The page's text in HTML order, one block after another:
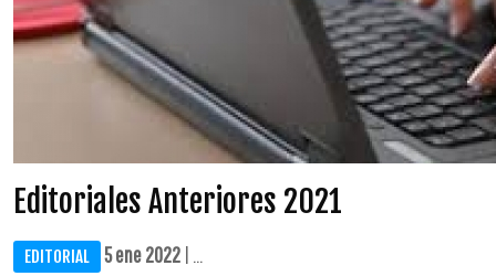
Editoriales Anteriores 2021
EDITORIAL 5 ene 2022 | ...